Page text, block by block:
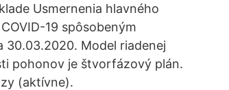
Usmernenia hlavného
19 spôsobeným
30.03.2020. Model riadenej
pohonov je štvorfázový plán.
(aktívne).